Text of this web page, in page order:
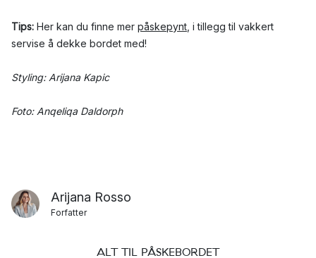
Tips: Her kan du finne mer påskepynt , i tillegg til vakkert
servise å dekke bordet med!
Styling: Arijana Kapic
Foto: Anqeliqa Daldorph
Arijana Rosso
Forfatter
ALT TIL PÅSKEBORDET